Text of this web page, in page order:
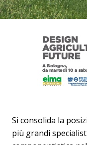
Si consolida la
più grandi